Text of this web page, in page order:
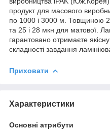
продукт для масового
по 1000 і 3000 м. Товщиною
та 25 і 28 мкн для матової.
гарантовано отримаєте
складності завдання
Приховати
Характеристики
Основні атрибути